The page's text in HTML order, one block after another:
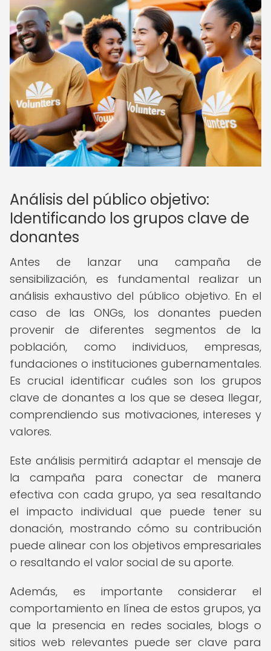
Análisis del público objetivo:
Identificando los grupos clave de
donantes
Antes de lanzar una campaña de
sensibilización, es fundamental realizar un
análisis exhaustivo del público objetivo. En el
caso de las ONGs, los donantes pueden
provenir de diferentes segmentos de la
población, como individuos, empresas,
fundaciones o instituciones gubernamentales.
Es crucial identificar cuáles son los grupos
clave de donantes a los que se desea llegar,
comprendiendo sus motivaciones, intereses y
valores.
Este análisis permitirá adaptar el mensaje de
la campaña para conectar de manera
efectiva con cada grupo, ya sea resaltando
el impacto individual que puede tener su
donación, mostrando cómo su contribución
puede alinear con los objetivos empresariales
o resaltando el valor social de su aporte.
Además, es importante considerar el
comportamiento en línea de estos grupos, ya
que la presencia en redes sociales, blogs o
sitios web relevantes puede ser clave para